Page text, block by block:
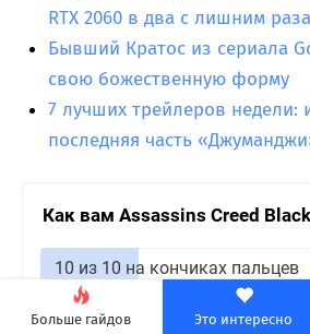
Больше гайдов Это интересно
RTX 2060 в два с лишним раза
Бывший Кратос из сериала
свою божественную форму
7 лучших трейлеров недели:
последняя часть
Как вам Assassins Creed
10 из 10 на кончиках пальцев
Хорошо, но могло быть лучше